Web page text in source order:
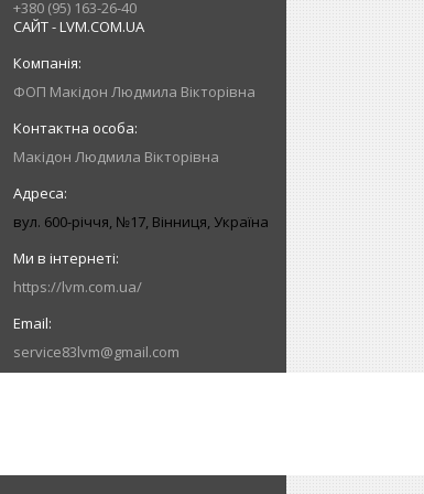
+380 (95) 163-26-40
САЙТ - LVM.COM.UA
ФОП Макідон Людмила Вікторівна
Макідон Людмила Вікторівна
вул. 600-річчя, №17, Вінниця, Україна
https://lvm.com.ua/
service83lvm@gmail.com